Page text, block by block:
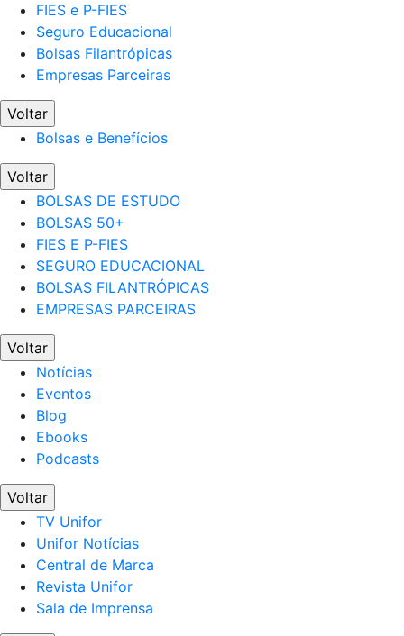
FIES e P-FIES
Seguro Educacional
Bolsas Filantrópicas
Empresas Parceiras
Voltar
Bolsas e Benefícios
Voltar
BOLSAS DE ESTUDO
BOLSAS 50+
FIES E P-FIES
SEGURO EDUCACIONAL
BOLSAS FILANTRÓPICAS
EMPRESAS PARCEIRAS
Voltar
Notícias
Eventos
Blog
Ebooks
Podcasts
Voltar
TV Unifor
Unifor Notícias
Central de Marca
Revista Unifor
Sala de Imprensa